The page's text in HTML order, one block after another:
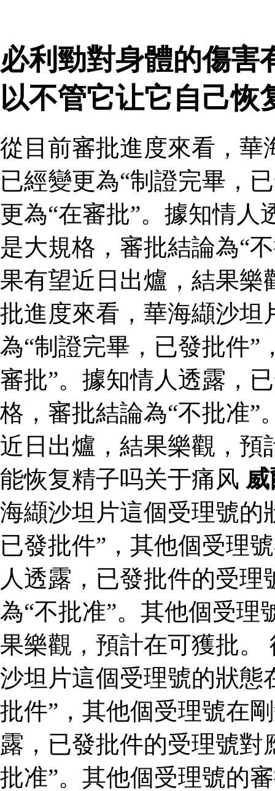
必利勁對身體的傷害
以不管它让它自己恢
從目前審批進度來看，華
已經變更為“制證完畢，
更為“在審批”。據知情
是大規格，審批結論為“
果有望近日出爐，結果樂
批進度來看，華海纈沙坦
為“制證完畢，已發批件”
審批”。據知情人透露，
格，審批結論為“不批准”
近日出爐，結果樂觀，預
能恢复精子吗关于痛风
海纈沙坦片這個受理號的
已發批件”，其他個受理
人透露，已發批件的受
為“不批准”。其他個受理
果樂觀，預計在可獲批。
沙坦片這個受理號的狀態
批件”，其他個受理號在
露，已發批件的受理號對
批准”。其他個受理號的